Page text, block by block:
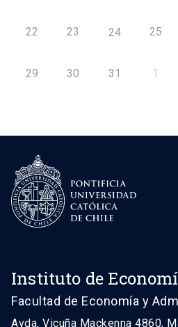
22 23 24 25
29 30 31 1
Instituto de
Facultad de Economía y
Avda. Vicuña Mackenna 4860,